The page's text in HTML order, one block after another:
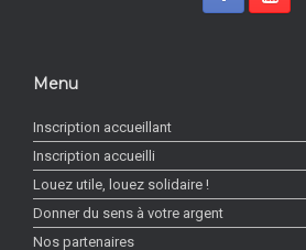
Menu
Inscription accueillant
Inscription accueilli
Louez utile, louez solidaire !
Donner du sens à votre argent
Nos partenaires